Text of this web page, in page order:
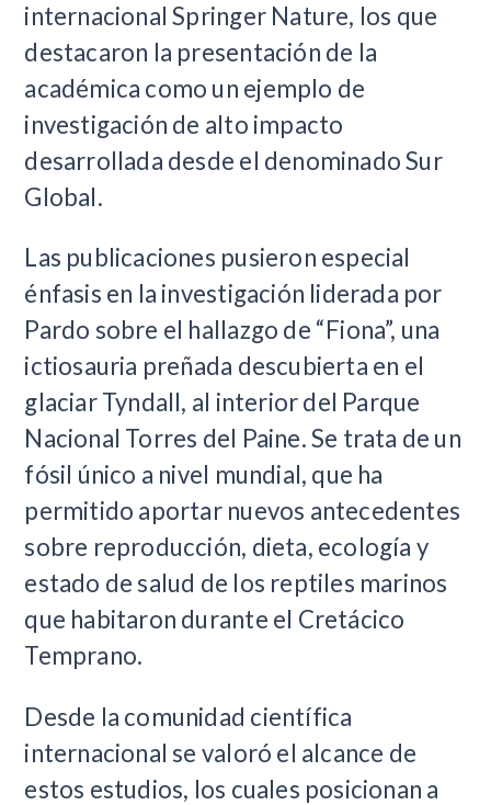
internacional Springer Nature, los que
destacaron la presentación de la
académica como un ejemplo de
investigación de alto impacto
desarrollada desde el denominado Sur
Global.
Las publicaciones pusieron especial
énfasis en la investigación liderada por
Pardo sobre el hallazgo de “Fiona”, una
ictiosauria preñada descubierta en el
glaciar Tyndall, al interior del Parque
Nacional Torres del Paine. Se trata de un
fósil único a nivel mundial, que ha
permitido aportar nuevos antecedentes
sobre reproducción, dieta, ecología y
estado de salud de los reptiles marinos
que habitaron durante el Cretácico
Temprano.
Desde la comunidad científica
internacional se valoró el alcance de
estos estudios, los cuales posicionan a